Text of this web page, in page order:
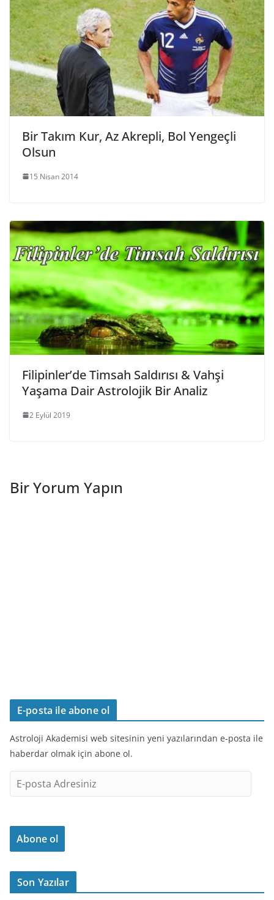
Bir Takım Kur, Az Akrepli, Bol Yengeçli
Olsun
15 Nisan 2014
Filipinler’de Timsah Saldırısı & Vahşi
Yaşama Dair Astrolojik Bir Analiz
2 Eylül 2019
Bir Yorum Yapın
E-posta ile abone ol
Astroloji Akademisi web sitesinin yeni yazılarından e-posta ile
haberdar olmak için abone ol.
-
o
t
a
Abone ol
Son Yazılar